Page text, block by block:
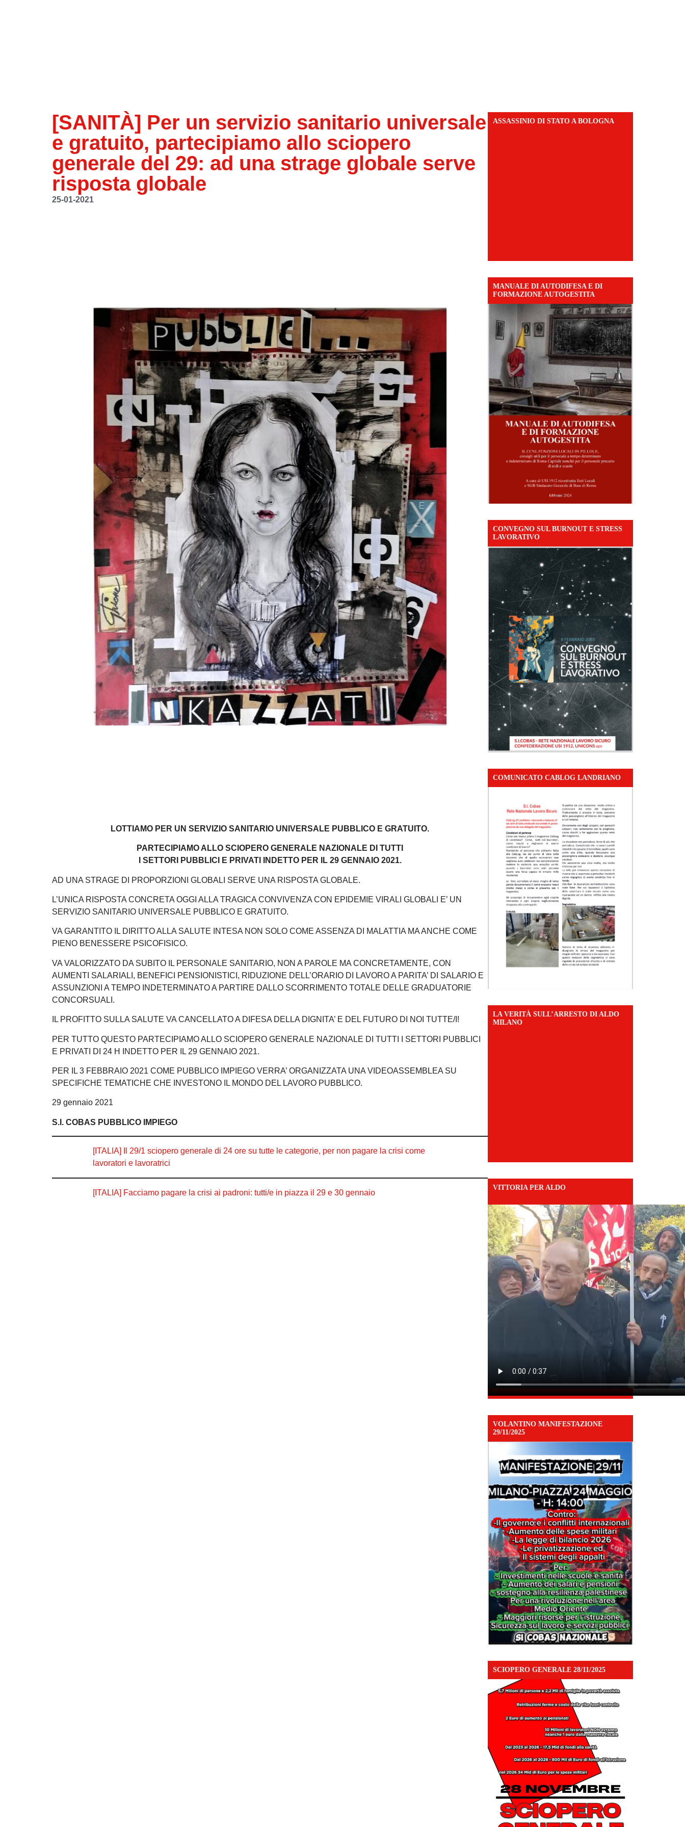
[SANITÀ] Per un servizio sanitario universale
e gratuito, partecipiamo allo sciopero
generale del 29: ad una strage globale serve
risposta globale
25-01-2021
LOTTIAMO PER UN SERVIZIO SANITARIO UNIVERSALE PUBBLICO E GRATUITO.
PARTECIPIAMO ALLO SCIOPERO GENERALE NAZIONALE DI TUTTI
I SETTORI PUBBLICI E PRIVATI INDETTO PER IL 29 GENNAIO 2021.
AD UNA STRAGE DI PROPORZIONI GLOBALI SERVE UNA RISPOSTA GLOBALE.
L’UNICA RISPOSTA CONCRETA OGGI ALLA TRAGICA CONVIVENZA CON EPIDEMIE VIRALI GLOBALI E’ UN
SERVIZIO SANITARIO UNIVERSALE PUBBLICO E GRATUITO.
VA GARANTITO IL DIRITTO ALLA SALUTE INTESA NON SOLO COME ASSENZA DI MALATTIA MA ANCHE COME
PIENO BENESSERE PSICOFISICO.
VA VALORIZZATO DA SUBITO IL PERSONALE SANITARIO, NON A PAROLE MA CONCRETAMENTE, CON
AUMENTI SALARIALI, BENEFICI PENSIONISTICI, RIDUZIONE DELL’ORARIO DI LAVORO A PARITA’ DI SALARIO E
ASSUNZIONI A TEMPO INDETERMINATO A PARTIRE DALLO SCORRIMENTO TOTALE DELLE GRADUATORIE
CONCORSUALI.
IL PROFITTO SULLA SALUTE VA CANCELLATO A DIFESA DELLA DIGNITA’ E DEL FUTURO DI NOI TUTTE/I!
PER TUTTO QUESTO PARTECIPIAMO ALLO SCIOPERO GENERALE NAZIONALE DI TUTTI I SETTORI PUBBLICI
E PRIVATI DI 24 H INDETTO PER IL 29 GENNAIO 2021.
PER IL 3 FEBBRAIO 2021 COME PUBBLICO IMPIEGO VERRA’ ORGANIZZATA UNA VIDEOASSEMBLEA SU
SPECIFICHE TEMATICHE CHE INVESTONO IL MONDO DEL LAVORO PUBBLICO.
29 gennaio 2021
S.I. COBAS PUBBLICO IMPIEGO
[ITALIA] Il 29/1 sciopero generale di 24 ore su tutte le categorie, per non pagare la crisi come
lavoratori e lavoratrici
[ITALIA] Facciamo pagare la crisi ai padroni: tutti/e in piazza il 29 e 30 gennaio
ASSASSINIO DI STATO A BOLOGNA
MANUALE DI AUTODIFESA E DI
FORMAZIONE AUTOGESTITA
CONVEGNO SUL BURNOUT E STRESS
LAVORATIVO
COMUNICATO CABLOG LANDRIANO
LA VERITÀ SULL’ARRESTO DI ALDO
MILANO
VITTORIA PER ALDO
VOLANTINO MANIFESTAZIONE
29/11/2025
SCIOPERO GENERALE 28/11/2025